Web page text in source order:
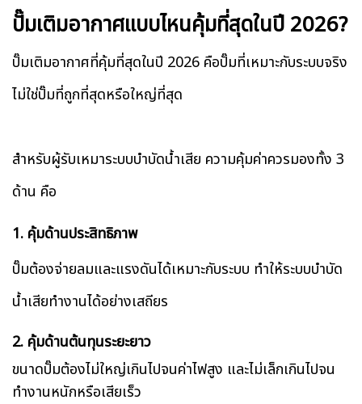
ปั๊มเติมอากาศแบบไหนคุ้มที่สุดในปี 2026?
ปั๊มเติมอากาศที่คุ้มที่สุดในปี 2026 คือปั๊มที่เหมาะกับระบบจริง
ไม่ใช่ปั๊มที่ถูกที่สุดหรือใหญ่ที่สุด
สำหรับผู้รับเหมาระบบบำบัดน้ำเสีย ความคุ้มค่าควรมองทั้ง 3
ด้าน คือ
1. คุ้มด้านประสิทธิภาพ
ปั๊มต้องจ่ายลมและแรงดันได้เหมาะกับระบบ ทำให้ระบบบำบัด
น้ำเสียทำงานได้อย่างเสถียร
2. คุ้มด้านต้นทุนระยะยาว
ขนาดปั๊มต้องไม่ใหญ่เกินไปจนค่าไฟสูง และไม่เล็กเกินไปจน
ทำงานหนักหรือเสียเร็ว